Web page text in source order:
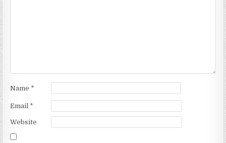
n
Name *
Email *
Website